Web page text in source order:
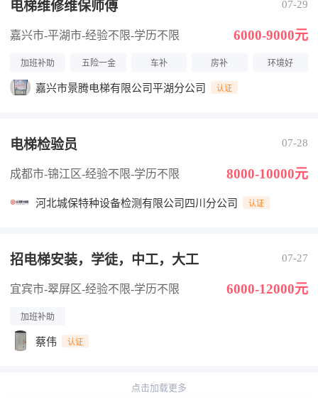
电梯维修维保师傅 07-29
嘉兴市-平湖市-经验不限-学历不限 6000-9000元
加班补助 五险一金 车补 房补 环境好
嘉兴市景腾电梯有限公司平湖分公司 认证
电梯检验员 07-28
成都市-锦江区-经验不限-学历不限 8000-10000元
河北城保特种设备检测有限公司四川分公司 认证
招电梯安装，学徒，中工，大工 07-27
宜宾市-翠屏区-经验不限-学历不限 6000-12000元
加班补助
蔡伟 认证
点击加载更多